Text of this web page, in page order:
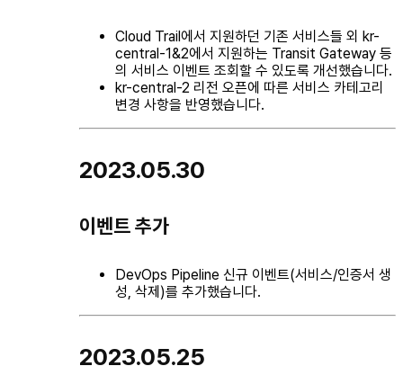
Cloud Trail에서 지원하던 기존 서비스들 외 kr-
central-1&2에서 지원하는 Transit Gateway 등
의 서비스 이벤트 조회할 수 있도록 개선했습니다.
kr-central-2 리전 오픈에 따른 서비스 카테고리
변경 사항을 반영했습니다.
2023.05.30
이벤트 추가
DevOps Pipeline 신규 이벤트(서비스/인증서 생
성, 삭제)를 추가했습니다.
2023.05.25